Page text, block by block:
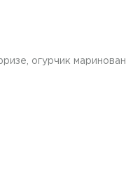
огурчик